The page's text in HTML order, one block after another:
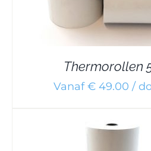
Thermorollen
Vanaf € 49.00 /